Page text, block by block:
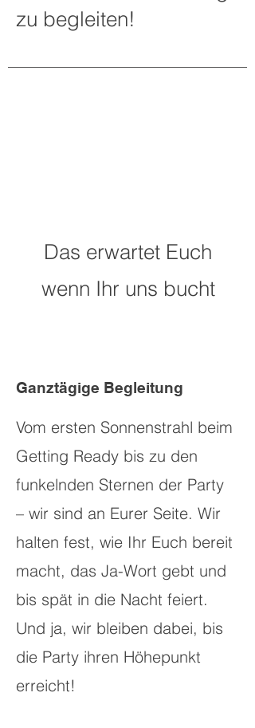
zu begleiten!
Das erwartet Euch
wenn Ihr uns bucht
Ganztägige Begleitung
Vom ersten Sonnenstrahl beim
Getting Ready bis zu den
funkelnden Sternen der Party
– wir sind an Eurer Seite. Wir
halten fest, wie Ihr Euch bereit
macht, das Ja-Wort gebt und
bis spät in die Nacht feiert.
Und ja, wir bleiben dabei, bis
die Party ihren Höhepunkt
erreicht!